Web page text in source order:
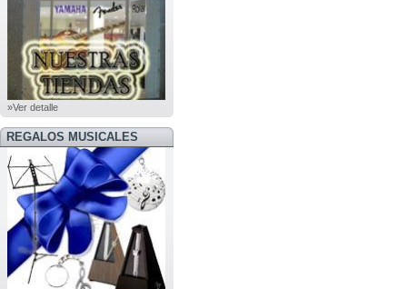
»Ver detalle
REGALOS MUSICALES